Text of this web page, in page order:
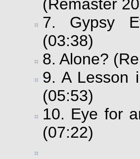
(Remaster
7. Gypsy
(03:38)
8. Alone?
9. A Lesson
(05:53)
10. Eye for
(07:22)